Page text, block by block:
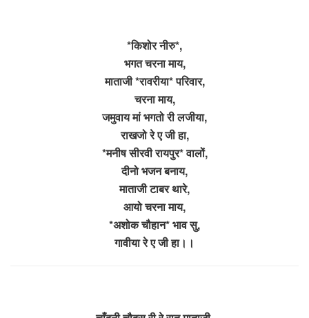
*किशोर नीरु*,
भगत चरना माय,
माताजी *रावरीया* परिवार,
चरना माय,
जमुवाय मां भगतो री लजीया,
राखजो रे ए जी हा,
*मनीष सीरवी रायपुर* वालों,
दीनो भजन बनाय,
माताजी टाबर थारे,
आयो चरना माय,
*अशोक चौहान* भाव सु,
गावीया रे ए जी हा।।